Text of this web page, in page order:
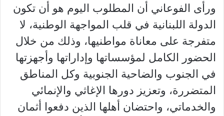
ورأى الفوعاني أن المطلوب اليوم هو أن تكون
الدولة اللبنانية في قلب المواجهة الوطنية، لا
متفرجة على معاناة مواطنيها، وذلك من خلال
الحضور الكامل لمؤسساتها وإداراتها وأجهزتها
في الجنوب والضاحية الجنوبية وكل المناطق
المتضررة، وتعزيز دورها الإغاثي والإنمائي
والخدماتي، واحتضان أهلها الذين دفعوا أثمان